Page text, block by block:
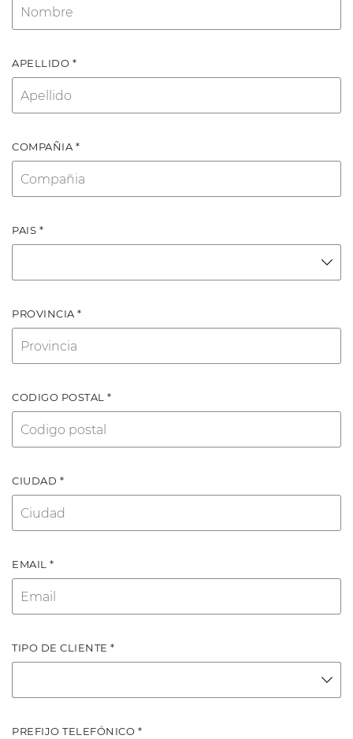
APELLIDO *
COMPAÑIA *
PAIS *
PROVINCIA *
CODIGO POSTAL *
CIUDAD *
EMAIL *
TIPO DE CLIENTE *
PREFIJO TELEFÓNICO *